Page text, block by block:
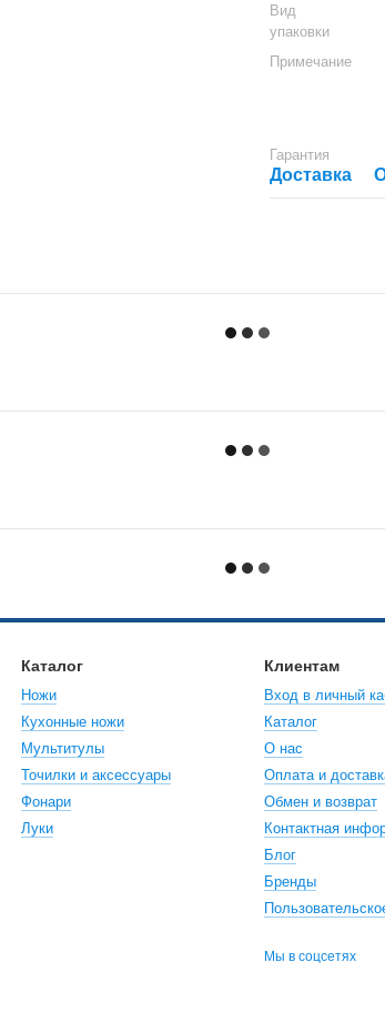
Вид
упаковки
Примечание
Гарантия
Доставка
Каталог
Ножи
Кухонные ножи
Мультитулы
Точилки и аксессуары
Фонари
Луки
Клиентам
Вход в личный
Каталог
О нас
Оплата и
Обмен и возврат
Контактная
Блог
Бренды
Мы в соцсетях